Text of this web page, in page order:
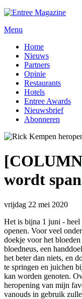
Menu
Home
Nieuws
Partners
Opinie
Restaurants
Hotels
Entree Awards
Nieuwsbrief
Abonneren
wordt
vrijdag 22 mei 2020
Het is bijna 1 juni - heel
openen. Voor veel
doekje voor het
bloedneus, een
het beter dan niets, en
te springen en juichen
kan worden genoten.
heropening van mijn
vanouds in gebruik